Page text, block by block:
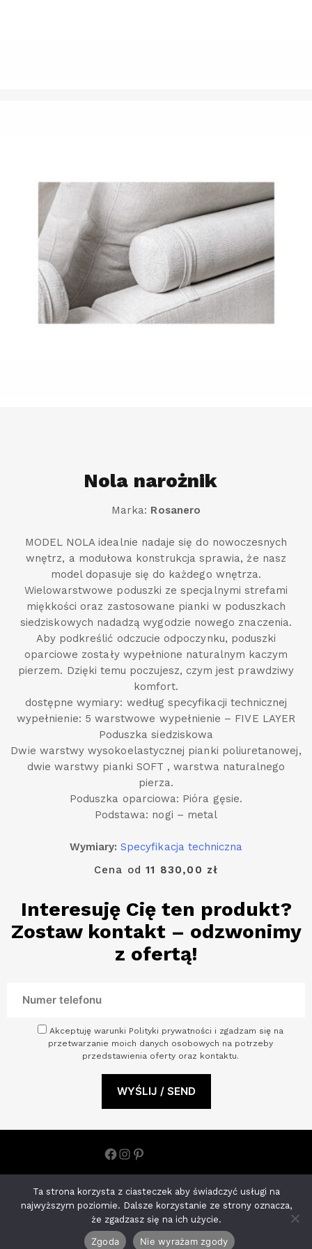
Nola narożnik
Marka: Rosanero
MODEL NOLA idealnie nadaje się do nowoczesnych
wnętrz, a modułowa konstrukcja sprawia, że nasz
model dopasuje się do każdego wnętrza.
Wielowarstwowe poduszki ze specjalnymi strefami
miękkości oraz zastosowane pianki w poduszkach
siedziskowych nadadzą wygodzie nowego znaczenia.
Aby podkreślić odczucie odpoczynku, poduszki
oparciowe zostały wypełnione naturalnym kaczym
pierzem. Dzięki temu poczujesz, czym jest prawdziwy
komfort.
dostępne wymiary: według specyfikacji technicznej
wypełnienie: 5 warstwowe wypełnienie – FIVE LAYER
Poduszka siedziskowa
Dwie warstwy wysokoelastycznej pianki poliuretanowej,
dwie warstwy pianki SOFT , warstwa naturalnego
pierza.
Poduszka oparciowa: Pióra gęsie.
Podstawa: nogi – metal
Wymiary: Specyfikacja techniczna
Cena od11 830,00 zł
Interesuję Cię ten produkt?
Zostaw kontakt – odzwonimy
z ofertą!
Akceptuję warunki Polityki prywatności i zgadzam się na
przetwarzanie moich danych osobowych na potrzeby
przedstawienia oferty oraz kontaktu.
Facebook Instagram Pinterest
Polityka prywatności
ARCHINOVA STUDIO S.C. ANETA KOHNKE MONIKA JOŃCZYK |
NIP: 8522650793 ul. Księdza Kardynała Stefana Wyszyńskiego
11/U2 70-200 Szczecin, woj. zachodniopomorskie
570024201 e-mail:info@archinova.studio
Ta strona korzysta z ciasteczek aby świadczyć usługi na
najwyższym poziomie. Dalsze korzystanie ze strony oznacza,
że zgadzasz się na ich użycie.
Zgoda Nie wyrażam zgody